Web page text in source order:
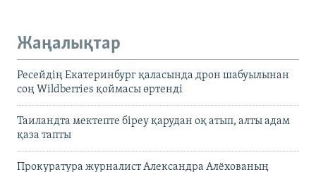
Жаңалықтар
Ресейдің Екатеринбург қаласында дрон шабуылынан
соң Wildberries қоймасы өртенді
Таиландта мектепте біреу қарудан оқ атып, алты адам
қаза тапты
Прокуратура журналист Александра Алёхованың